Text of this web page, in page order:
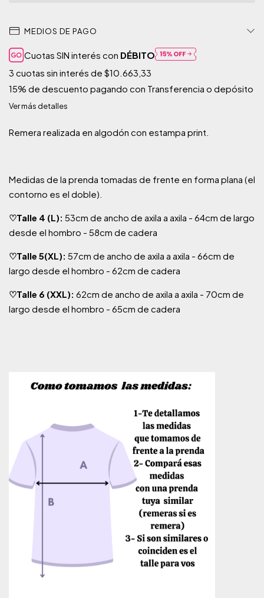
MEDIOS DE PAGO
Cuotas SIN interés con DÉBITO
3 cuotas sin interés de $10.663,33
15% de descuento pagando con Transferencia o depósito
Ver más detalles
Remera realizada en algodón con estampa print.
Medidas de la prenda tomadas de frente en forma plana (el
contorno es el doble).
♡Talle 4 (L): 53cm de ancho de axila a axila - 64cm de largo
desde el hombro - 58cm de cadera
♡Talle 5(XL): 57cm de ancho de axila a axila - 66cm de
largo desde el hombro - 62cm de cadera
♡Talle 6 (XXL): 62cm de ancho de axila a axila - 70cm de
largo desde el hombro - 65cm de cadera